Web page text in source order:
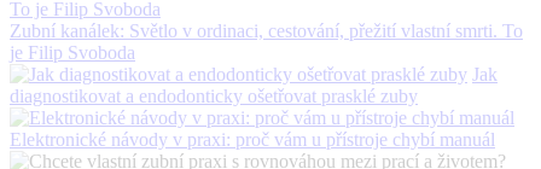
Zubní kanálek: Světlo v ordinaci, cestování, přežití vlastní smrti. To
je Filip Svoboda
Jak
diagnostikovat a endodonticky ošetřovat prasklé zuby
Elektronické návody v praxi: proč vám u přístroje chybí manuál